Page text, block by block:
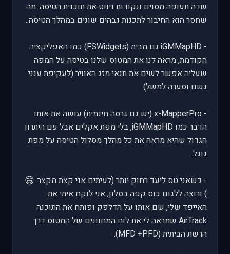
שדה תעופה מסוים ונקודות ניווט את תוכנית הטיסה. מה
שחסר הוא החיבור לתכנות גבהים שונים במהלך הטיסה...
- iGMMapHD גם מבית (FSWidgets) כמו האפליקציה
הקודמת, מראה לנו את המטוס שלנו בטיסה על המפה
שעליה אפשר לשים את תנאי מזג האוויר (לעקיפת ענני
גשם וסערה למשל)
- x-MapperPro (יש גם גרסה חינמית) עושה את אותו
הדבר כמו iGMMapHD, בלי מפת אקלים אבל עם היתרון
הגדול שהיא מראה את כל מהלך מסלול הטיסה על מפת
גוגל.
- כשאני טס ליעד רחוק יותר (לעיתים אני קצת מקצר 😄
) ורוצה ללגום כוס קפה בסלון, אני לוקח איתי את
האייפד שלי, שם אותו על הדלפק ופותח את התוכנה
AirTrack שמראה לי את לוח המחוונים של המטוס דרך
הרשת הביתית (MFD +PFD).